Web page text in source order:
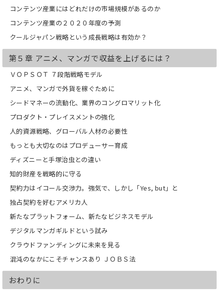
コンテンツ産業にはどれだけの市場規模があるのか
コンテンツ産業の２０２０年度の予測
クールジャパン戦略という成長戦略は有効か？
第５章 アニメ、マンガで収益を上げるには？
ＶＯＰＳＯＴ ７段階戦略モデル
アニメ、マンガで外貨を稼ぐために
シードマネーの流動化、業界のコングロマリット化
プロダクト・プレイスメントの強化
人的資源戦略、グローバル人材の必要性
もっとも大切なのはプロデューサー育成
ディズニーと手塚治虫との違い
知的財産を戦略的に守る
契約力はイコール交渉力。強気で、しかし「Yes, but」と
独占契約を好むアメリカ人
新たなプラットフォーム、新たなビジネスモデル
デジタルマンガギルドという試み
クラウドファンディングに未来を見る
混沌のなかにこそチャンスあり ＪＯＢＳ法
おわりに